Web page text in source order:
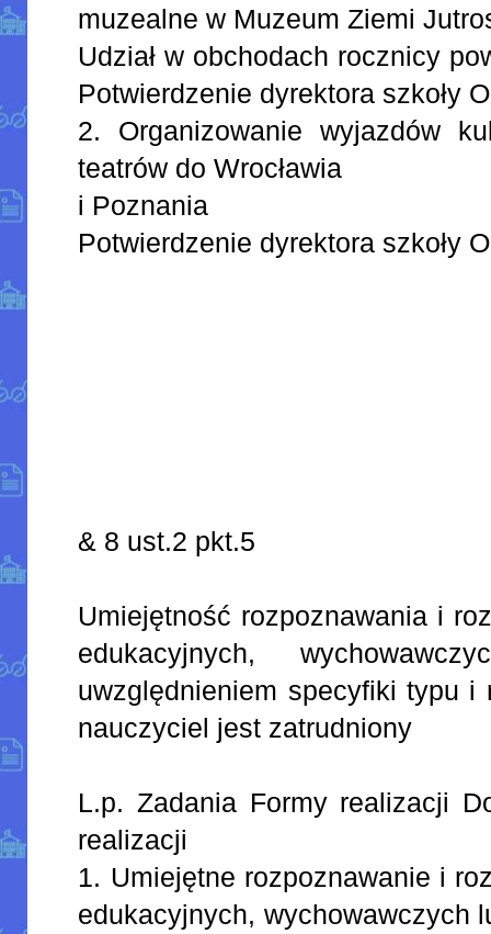
muzealne w Muzeum Ziemi
Udział w obchodach rocznicy
Potwierdzenie dyrektora szkoły
2. Organizowanie wyjazdów
teatrów do Wrocławia
i Poznania
Potwierdzenie dyrektora szkoły
& 8 ust.2 pkt.5
Umiejętność rozpoznawania i
edukacyjnych,
uwzględnieniem specyfiki typu i
nauczyciel jest zatrudniony
L.p. Zadania Formy realizacji
realizacji
1. Umiejętne rozpoznawanie i
edukacyjnych, wychowawczych